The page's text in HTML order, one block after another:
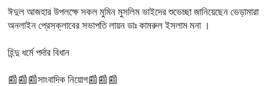
ঈদুল আজহার উপলক্ষে সকল মুমিন মুসলিম ভাইদের শুভেচ্ছা জানিয়েছেন ভেড়ামারা
অনলাইন প্রেসক্লাবের সভাপতি লায়ন ডাঃ কামরুল ইসলাম মনা ।
হিন্দু ধর্মে পর্দার বিধান
📰📰📰সাংবাদিক নিয়োগ📰📰📰